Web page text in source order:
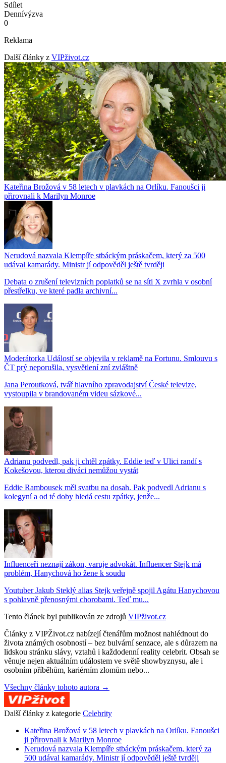
Sdílet
Dennívýzva
0
Reklama
Další články z VIPživot.cz
Kateřina Brožová v 58 letech v plavkách na Orlíku. Fanoušci ji
přirovnali k Marilyn Monroe
Nerudová nazvala Klempíře stbáckým práskačem, který za 500
udával kamarády. Ministr jí odpověděl ještě tvrději
Debata o zrušení televizních poplatků se na síti X zvrhla v osobní
přestřelku, ve které padla archivní...
Moderátorka Událostí se objevila v reklamě na Fortunu. Smlouvu s
ČT prý neporušila, vysvětlení zní zvláštně
Jana Peroutková, tvář hlavního zpravodajství České televize,
vystoupila v brandovaném videu sázkové...
Adrianu podvedl, pak ji chtěl zpátky. Eddie teď v Ulici randí s
Kokešovou, kterou diváci nemůžou vystát
Eddie Rambousek měl svatbu na dosah. Pak podvedl Adrianu s
kolegyní a od té doby hledá cestu zpátky, jenže...
Influenceři neznají zákon, varuje advokát. Influencer Stejk má
problém, Hanychová ho žene k soudu
Youtuber Jakub Steklý alias Stejk veřejně spojil Agátu Hanychovou
s pohlavně přenosnými chorobami. Teď mu...
Tento článek byl publikován ze zdrojů VIPživot.cz
Články z VIPŽivot.cz nabízejí čtenářům možnost nahlédnout do
života známých osobností – bez bulvární senzace, ale s důrazem na
lidskou stránku slávy, vztahů i každodenní reality celebrit. Obsah se
věnuje nejen aktuálním událostem ve světě showbyznysu, ale i
osobním příběhům, kariérním zlomům nebo...
Všechny články tohoto autora →
Další články z kategorie Celebrity
Kateřina Brožová v 58 letech v plavkách na Orlíku. Fanoušci
ji přirovnali k Marilyn Monroe
Nerudová nazvala Klempíře stbáckým práskačem, který za
500 udával kamarády. Ministr jí odpověděl ještě tvrději